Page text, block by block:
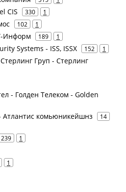
CIS 330 1
102 1
Информ 189 1
Systems - ISS, ISSX 152 1
Груп - Стерлинг
- Голден Телеком - Golden
комьюникейшнз
14
239 1
1